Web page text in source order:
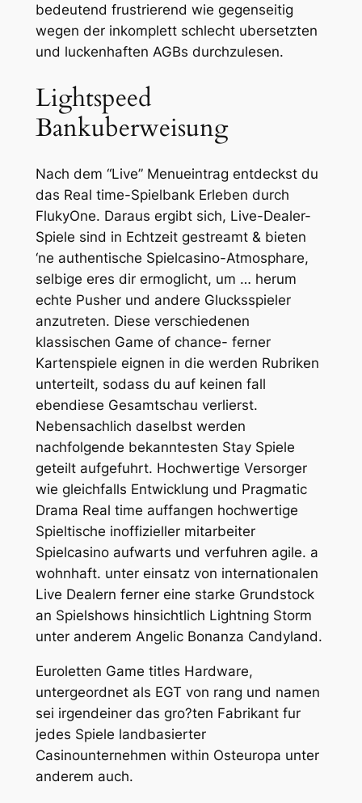
bedeutend frustrierend wie gegenseitig
wegen der inkomplett schlecht ubersetzten
und luckenhaften AGBs durchzulesen.
Lightspeed
Bankuberweisung
Nach dem “Live” Menueintrag entdeckst du
das Real time-Spielbank Erleben durch
FlukyOne. Daraus ergibt sich, Live-Dealer-
Spiele sind in Echtzeit gestreamt & bieten
‘ne authentische Spielcasino-Atmosphare,
selbige eres dir ermoglicht, um … herum
echte Pusher und andere Glucksspieler
anzutreten. Diese verschiedenen
klassischen Game of chance- ferner
Kartenspiele eignen in die werden Rubriken
unterteilt, sodass du auf keinen fall
ebendiese Gesamtschau verlierst.
Nebensachlich daselbst werden
nachfolgende bekanntesten Stay Spiele
geteilt aufgefuhrt. Hochwertige Versorger
wie gleichfalls Entwicklung und Pragmatic
Drama Real time auffangen hochwertige
Spieltische inoffizieller mitarbeiter
Spielcasino aufwarts und verfuhren agile. a
wohnhaft. unter einsatz von internationalen
Live Dealern ferner eine starke Grundstock
an Spielshows hinsichtlich Lightning Storm
unter anderem Angelic Bonanza Candyland.
Euroletten Game titles Hardware,
untergeordnet als EGT von rang und namen
sei irgendeiner das gro?ten Fabrikant fur
jedes Spiele landbasierter
Casinounternehmen within Osteuropa unter
anderem auch.